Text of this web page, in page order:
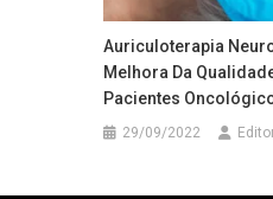
Auriculoterapia
Melhora Da
Pacientes
29/09/2022